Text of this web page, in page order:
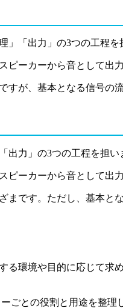
「出力」の3つの工程を
ーカーから音として出
が、基本となる信号
力」の3つの工程を担い
ーカーから音として出
です。ただし、基本
環境や目的に応じて求
との役割と用途を整